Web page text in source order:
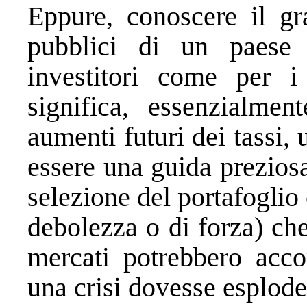
Eppure, conoscere il
pubblici di un paese
investitori come per i
significa,
aumenti futuri dei tassi,
essere una guida
selezione del
debolezza o di forza)
mercati potrebbero
una crisi dovesse